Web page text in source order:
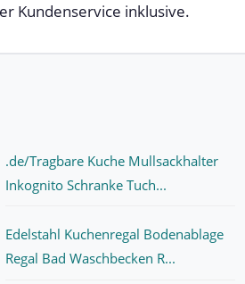
Kundenservice inklusive.
.de/Tragbare Kuche Mullsackhalter
Inkognito Schranke Tuch...
Edelstahl Kuchenregal Bodenablage
Regal Bad Waschbecken R...